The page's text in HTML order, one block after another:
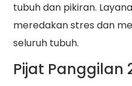
tubuh dan pikiran.
meredakan stres dan
seluruh tubuh.
Pijat Panggilan